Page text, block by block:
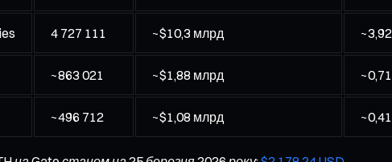
4 727 111 ~$10,3 млрд
~863 021 ~$1,88 млрд
~496 712 ~$1,08 млрд